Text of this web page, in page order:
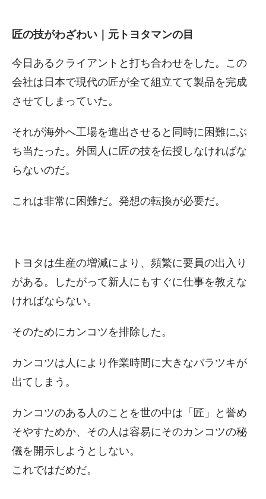
匠の技がわざわい｜元トヨタマンの目
今日あるクライアントと打ち合わせをした。この
会社は日本で現代の匠が全て組立てて製品を完成
させてしまっていた。
それが海外へ工場を進出させると同時に困難にぶ
ち当たった。外国人に匠の技を伝授しなければな
らないのだ。
これは非常に困難だ。発想の転換が必要だ。
トヨタは生産の増減により、頻繁に要員の出入り
がある。したがって新人にもすぐに仕事を教えな
ければならない。
そのためにカンコツを排除した。
カンコツは人により作業時間に大きなバラツキが
出てしまう。
カンコツのある人のことを世の中は「匠」と誉め
そやすためか、その人は容易にそのカンコツの秘
儀を開示しようとしない。
これではだめだ。